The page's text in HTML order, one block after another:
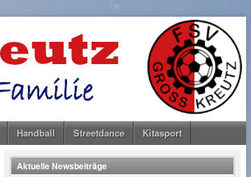
Handball Streetdance Kitasport
Aktuelle Newsbeiträge